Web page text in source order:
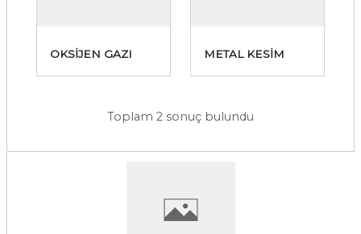
OKSİJEN GAZI METAL KESİM
Toplam 2 sonuç bulundu